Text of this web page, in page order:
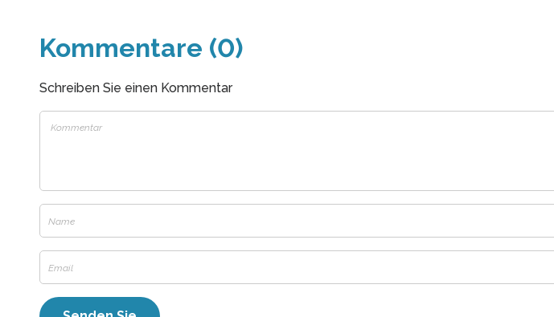
Kommentare (0)
Schreiben Sie einen Kommentar